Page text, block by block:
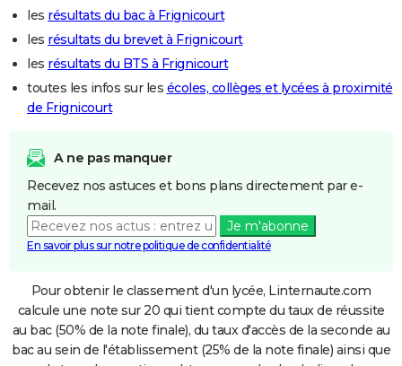
les résultats du bac à Frignicourt
les résultats du brevet à Frignicourt
les résultats du BTS à Frignicourt
toutes les infos sur les écoles, collèges et lycées à proximité
de Frignicourt
A ne pas manquer
Recevez nos astuces et bons plans directement par e-
mail.
Je m'abonne
En savoir plus sur notre politique de confidentialité
Pour obtenir le classement d'un lycée, Linternaute.com
calcule une note sur 20 qui tient compte du taux de réussite
au bac (50% de la note finale), du taux d'accès de la seconde au
bac au sein de l'établissement (25% de la note finale) ainsi que